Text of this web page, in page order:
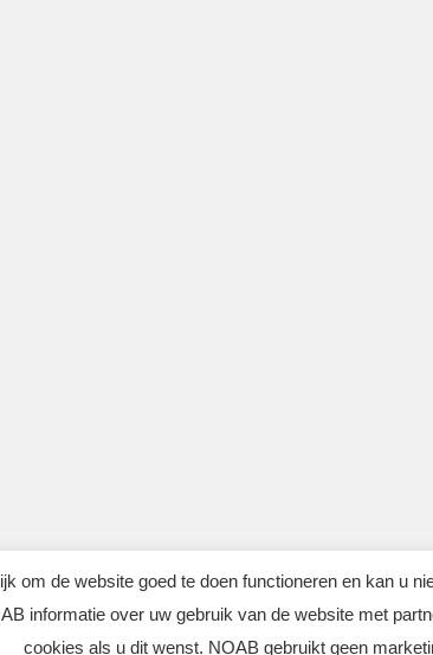
om de website goed te doen functioneren en kan u
informatie over uw gebruik van de website met
cookies als u dit wenst. NOAB gebruikt geen